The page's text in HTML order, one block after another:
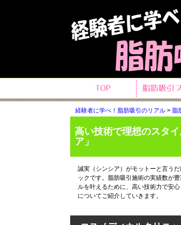
経験者に学べ！脂肪吸引のリアル > 脂
高い技術で理想のスタ
ア」
誠実（シンシア）がモットーと言う
ックです。脂肪吸引施術の実績数が
ルを叶えるために、高い技術力で安
についてご紹介していきます。